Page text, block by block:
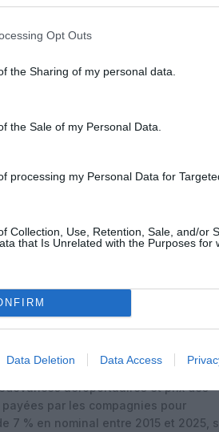
Opt Outs
the Sharing of my personal data.
the Sale of my Personal Data.
processing my Personal Data for
Collection, Use, Retention, Sale, and/or
that Is Unrelated with the Purposes for
Data Deletion Data Access
an du trafic passagers en
les compagnies assurent
de 10 milliards d’euros tout en
à celui visé dans le DORA II.
de l’ordre de 1,3 % à 1,5 % par
L’opérateur souligne les limites
aéroports clés, les tensions
aéronautique qui freinent la mise en
des marchés, de l’évolution des
et soutient la position
il s’agit des aéroports, IATA vit vraiment
arbres et où les risques de trafic
général d’ACI Europe. Il rappelle
se trouve
« au début d’un
moderniser et développer des
de l’Espagne et de
des tarifs passagers
aéroportuaires et prix des
payées par les compagnies pour
7 % en nominal entre 2015 et 2025,